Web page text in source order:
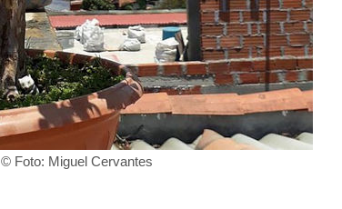
© Foto: Miguel Cervantes